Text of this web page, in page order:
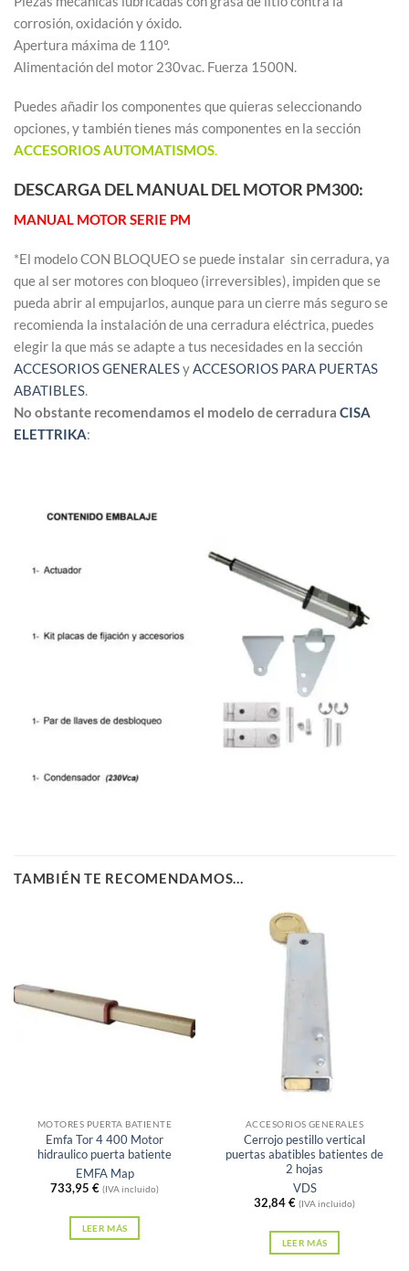
corrosión, oxidación y óxido.
Apertura máxima de 110º.
Alimentación del motor 230vac. Fuerza 1500N.
Puedes añadir los componentes que quieras seleccionando
opciones, y también tienes más componentes en la sección
ACCESORIOS AUTOMATISMOS.
DESCARGA DEL MANUAL DEL MOTOR PM300:
MANUAL MOTOR SERIE PM
*El modelo CON BLOQUEO se puede instalar sin cerradura, ya
que al ser motores con bloqueo (irreversibles), impiden que se
pueda abrir al empujarlos, aunque para un cierre más seguro se
recomienda la instalación de una cerradura eléctrica, puedes
elegir la que más se adapte a tus necesidades en la sección
ACCESORIOS GENERALESyACCESORIOS PARA PUERTAS
ABATIBLES.
No obstante recomendamos el modelo de cerradura CISA
ELETTRIKA:
TAMBIÉN TE RECOMENDAMOS…
MOTORES PUERTA BATIENTE
Emfa Tor 4 400 Motor
hidraulico puerta batiente
EMFA Map
733,95 € (IVA incluido)
LEER MÁS
ACCESORIOS GENERALES
Cerrojo pestillo vertical
puertas abatibles batientes de
2 hojas
VDS
32,84€ (IVA incluido)
LEER MÁS